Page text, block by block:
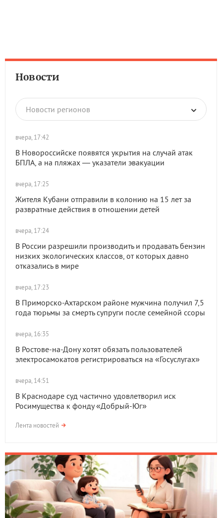
Новости
Новости регионов
вчера, 17:42
В Новороссийске появятся укрытия на случай атак
БПЛА, а на пляжах — указатели эвакуации
вчера, 17:25
Жителя Кубани отправили в колонию на 15 лет за
развратные действия в отношении детей
вчера, 17:24
В России разрешили производить и продавать бензин
низких экологических классов, от которых давно
отказались в мире
вчера, 17:23
В Приморско-Ахтарском районе мужчина получил 7,5
года тюрьмы за смерть супруги после семейной ссоры
вчера, 16:35
В Ростове-на-Дону хотят обязать пользователей
электросамокатов регистрироваться на «Госуслугах»
вчера, 14:51
В Краснодаре суд частично удовлетворил иск
Росимущества к фонду «Добрый-Юг»
Лента новостей